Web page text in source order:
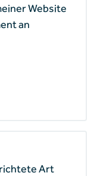
Website
an
Art